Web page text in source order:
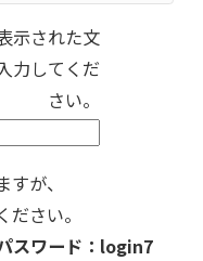
示された文
力してくだ
さい。
が、
さい。
ワード：login7